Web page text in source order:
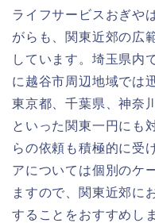
ライフサービスおぎや
がらも、関東近郊の広
しています。埼玉県内
に越谷市周辺地域では
東京都、千葉県、神奈
といった関東一円にも
らの依頼も積極的に受
アについては個別のケ
ますので、関東近郊に
することをおすすめし